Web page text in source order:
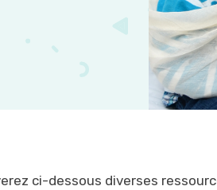
ci-dessous diverses